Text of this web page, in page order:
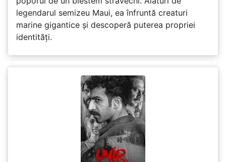
legendarul semizeu Maui, ea înfruntă creaturi
marine gigantice și descoperă puterea propriei
identități.